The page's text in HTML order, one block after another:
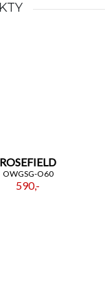
ROSEFIELD
OWGSG-O60
590,-